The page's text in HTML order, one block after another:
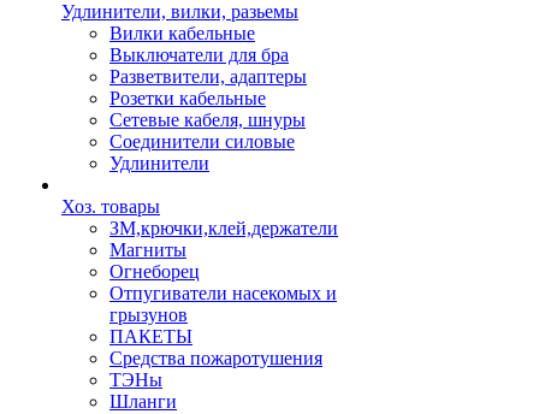
Удлинители, вилки, разьемы
Вилки кабельные
Выключатели для бра
Разветвители, адаптеры
Розетки кабельные
Сетевые кабеля, шнуры
Соединители силовые
Удлинители
Хоз. товары
ЗМ,крючки,клей,держатели
Магниты
Огнеборец
Отпугиватели насекомых и
грызунов
ПАКЕТЫ
Средства пожаротушения
ТЭНы
Шланги